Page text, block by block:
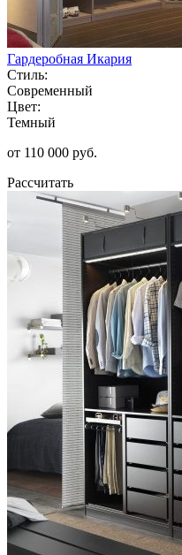
Гардеробная Икария
Стиль:
Современный
Цвет:
Темный
от 110 000 руб.
Рассчитать